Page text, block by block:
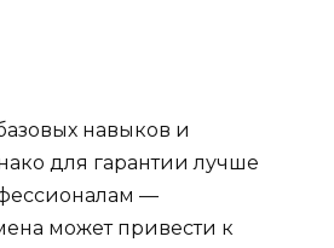
навыков и
для гарантии лучше
—
может привести к